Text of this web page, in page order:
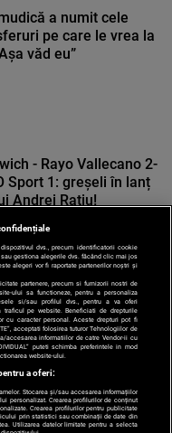
a numit cele
pe care le vrea la
văd eu”
- Rayo Vallecano 2-
Sport 1: greșeli în lanț
Andrei Rațiu!
dvs., precum identificatorii cookie
gestiona alegerile dvs. făcând clic mai jos
alegeri vor fi raportate partenerilor noștri și
partenere, precum si furnizorii nostri de
ului sa functioneze, pentru a personaliza
si/sau profilul dvs., pentru a va oferi
pe website. Beneficiati de drepturile
cu caracter personal. Aceste drepturi pot fi
acceptati folosirea tuturor Tehnologiilor de
informatiilor de catre Vendor-ii cu
puteti schimba preferintele in mod
website-ului.
a oferi:
Stocarea și/sau accesarea informațiilor
personalizat. Crearea profilurilor de conținut
Crearea profilurilor pentru publicitate
prin statistici sau combinații de date din
Utilizarea datelor limitate pentru a selecta